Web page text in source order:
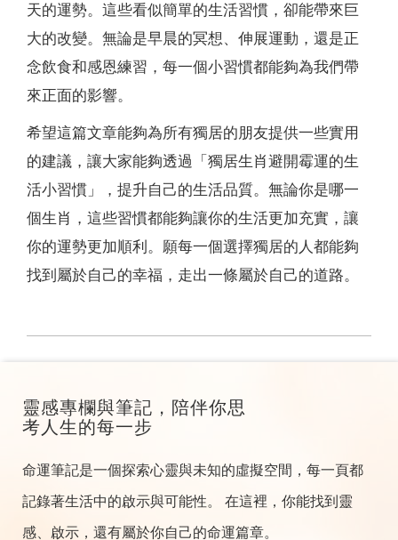
天的運勢。這些看似簡單的生活習慣，卻能帶來巨
大的改變。無論是早晨的冥想、伸展運動，還是正
念飲食和感恩練習，每一個小習慣都能夠為我們帶
來正面的影響。
希望這篇文章能夠為所有獨居的朋友提供一些實用
的建議，讓大家能夠透過「獨居生肖避開霉運的生
活小習慣」，提升自己的生活品質。無論你是哪一
個生肖，這些習慣都能夠讓你的生活更加充實，讓
你的運勢更加順利。願每一個選擇獨居的人都能夠
找到屬於自己的幸福，走出一條屬於自己的道路。
靈感專欄與筆記，陪伴你思
考人生的每一步
命運筆記是一個探索心靈與未知的虛擬空間，每一頁都
記錄著生活中的啟示與可能性。 在這裡，你能找到靈
感、啟示，還有屬於你自己的命運篇章。